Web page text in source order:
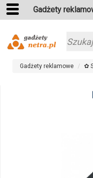
Gadżety
Gadżety reklamowe ✿